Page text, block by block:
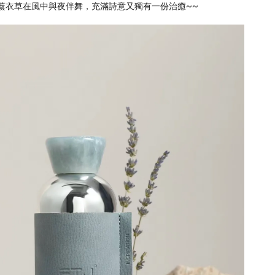
衣草在風中與夜伴舞，充滿詩意又獨有一份治癒~~